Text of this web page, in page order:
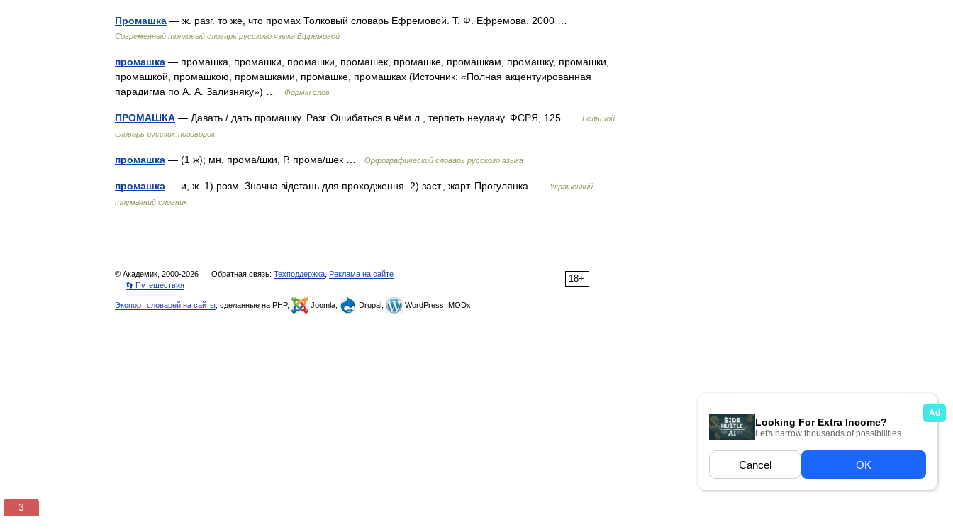
Промашка — ж. разг. то же, что промах Толковый словарь Ефремовой. Т. Ф. Ефремова. 2000 …
Современный толковый словарь русского языка Ефремовой
промашка — промашка, промашки, промашки, промашек, промашке, промашкам, промашку, промашки,
промашкой, промашкою, промашками, промашке, промашках (Источник: «Полная акцентуированная
парадигма по А. А. Зализняку») …
Формы слов
ПРОМАШКА — Давать / дать промашку. Разг. Ошибаться в чём л., терпеть неудачу. ФСРЯ, 125 …
Большой
словарь русских поговорок
промашка — (1 ж); мн. прома/шки, Р. прома/шек … Орфографический словарь русского языка
промашка — и, ж. 1) розм. Значна відстань для проходження. 2) заст., жарт. Прогулянка …
Український
тлумачний словник
18+
© Академик, 2000-2026 Обратная связь: Техподдержка Реклама на сайте
👣 Путешествия
Экспорт словарей на сайты , сделанные на PHP, Joomla, Drupal, WordPress, MODx.
3